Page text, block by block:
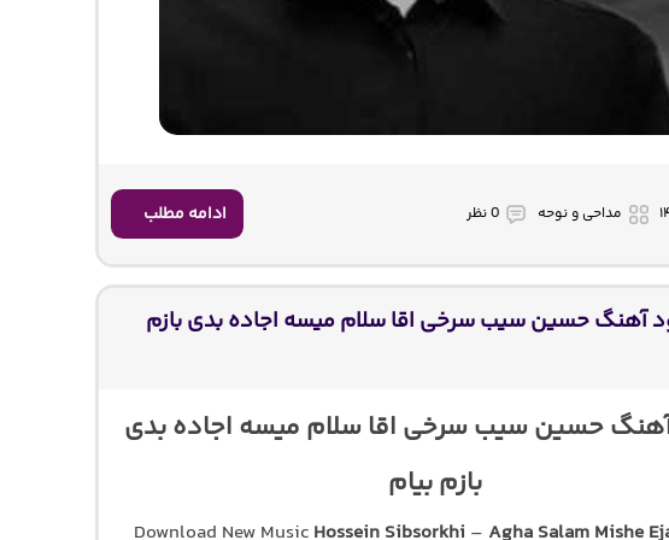
مداحی و نوحه 0 نظر ادامه مطلب
آهنگ حسین سیب سرخی اقا سلام میسه اجاده بدی بازم
آهنگ حسین سیب سرخی اقا سلام میسه اجاده بدی
بازم بیام
Download New Music Hossein Sibsorkhi – Agha Salam Mishe